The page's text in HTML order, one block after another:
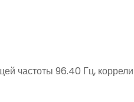
частоты 96.40 Гц,